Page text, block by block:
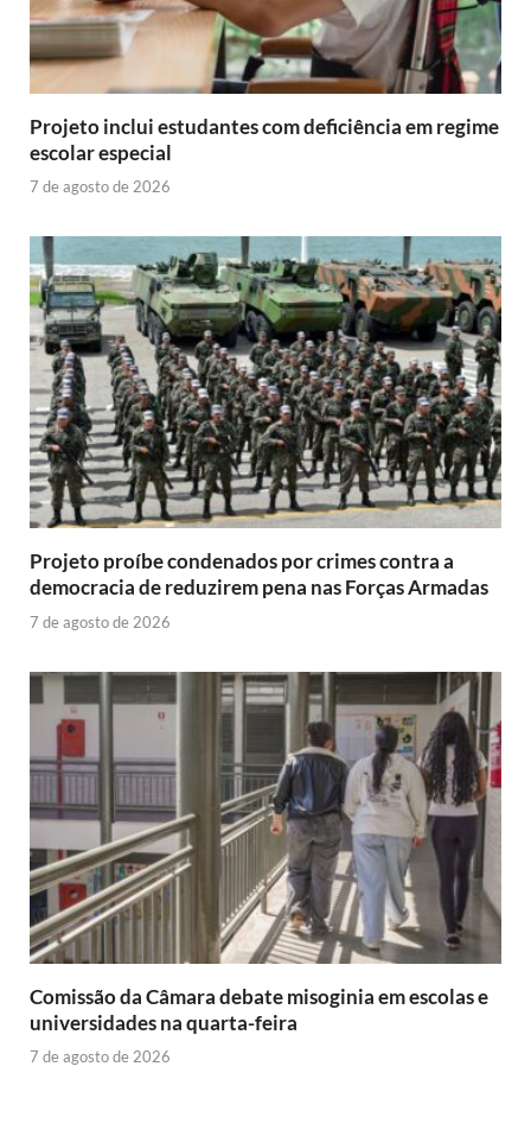
Projeto inclui estudantes com deficiência em regime
escolar especial
7 de agosto de 2026
Projeto proíbe condenados por crimes contra a
democracia de reduzirem pena nas Forças Armadas
7 de agosto de 2026
Comissão da Câmara debate misoginia em escolas e
universidades na quarta-feira
7 de agosto de 2026